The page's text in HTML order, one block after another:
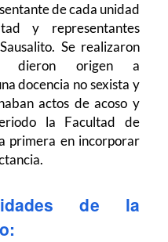
de cada unidad
y representantes
Se realizaron
dieron origen a
docencia no sexista y
actos de acoso y
la Facultad de
primera en incorporar
de la